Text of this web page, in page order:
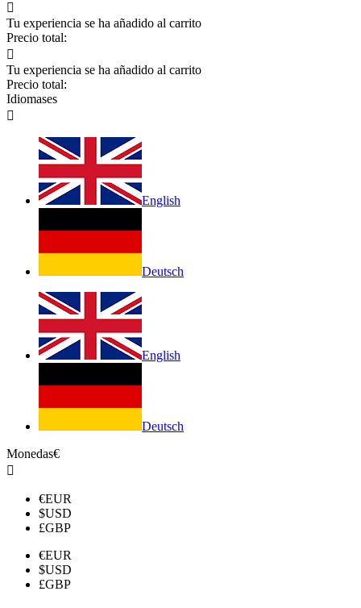

Tu experiencia se ha añadido al carrito
Precio total:

Tu experiencia se ha añadido al carrito
Precio total:
Idiomases

English
Deutsch
English
Deutsch
Monedas€

€EUR
$USD
£GBP
€EUR
$USD
£GBP